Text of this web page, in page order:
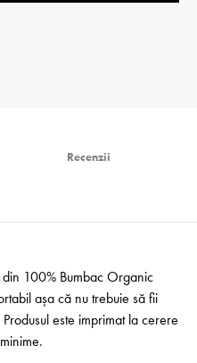
Recenzii
100% Bumbac Organic
așa că nu trebuie să fii
este imprimat la cerere